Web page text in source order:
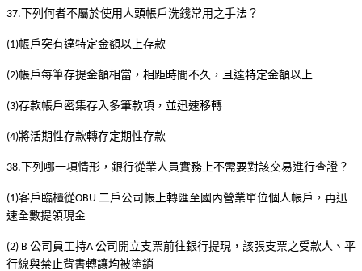
37. 下列何者不屬於使用人頭帳戶洗錢常用之手法？
(1)帳戶突有達特定金額以上存款
(2)帳戶每筆存提金額相當，相距時間不久，且達特定金額以上
(3)存款帳戶密集存入多筆款項，並迅速移轉
(4)將活期性存款轉存定期性存款
38. 下列哪一項情形，銀行從業人員實務上不需要對該交易進行查證？
(1)客戶臨櫃從OBU 二戶公司帳上轉匯至國內營業單位個人帳戶，再迅
速全數提領現金
(2) B 公司員工持A 公司開立支票前往銀行提現，該張支票之受款人、平
行線與禁止背書轉讓均被塗銷